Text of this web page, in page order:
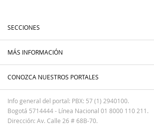
SECCIONES
MÁS INFORMACIÓN
CONOZCA NUESTROS PORTALES
Info general del portal: PBX: 57 (1) 2940100.
Bogotá 5714444 - Línea Nacional 01 8000 110 211.
Dirección: Av. Calle 26 # 68B-70.